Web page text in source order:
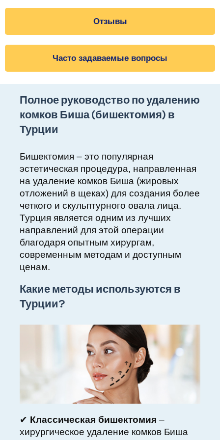
Отзывы
Часто задаваемые вопросы
Полное руководство по удалению
комков Биша (бишектомия) в
Турции
Бишектомия – это популярная
эстетическая процедура, направленная
на удаление комков Биша (жировых
отложений в щеках) для создания более
четкого и скульптурного овала лица.
Турция является одним из лучших
направлений для этой операции
благодаря опытным хирургам,
современным методам и доступным
ценам.
Какие методы используются в
Турции?
✔ Классическая бишектомия –
хирургическое удаление комков Биша